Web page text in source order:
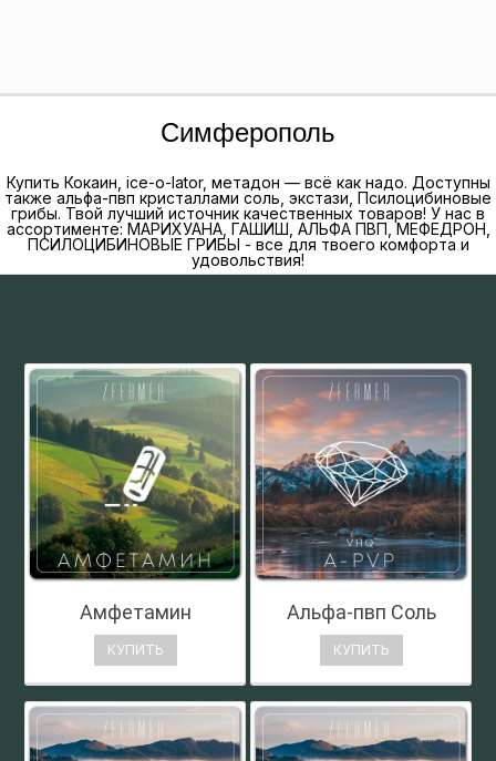
Симферополь
Купить Кокаин, ice-o-lator, метадон — всё как надо. Доступны
также альфа-пвп кристаллами соль, экстази, Псилоцибиновые
грибы. Твой лучший источник качественных товаров! У нас в
ассортименте: МАРИХУАНА, ГАШИШ, АЛЬФА ПВП, МЕФЕДРОН,
ПСИЛОЦИБИНОВЫЕ ГРИБЫ - все для твоего комфорта и
удовольствия!
Амфетамин
КУПИТЬ
Альфа-пвп Соль
КУПИТЬ